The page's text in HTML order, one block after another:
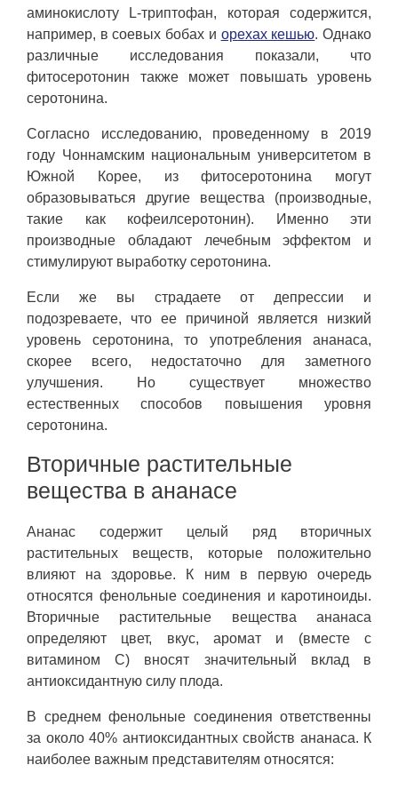
аминокислоту L-триптофан, которая содержится,
например, в соевых бобах и орехах кешью. Однако
различные исследования показали, что
фитосеротонин также может повышать уровень
серотонина.
Согласно исследованию, проведенному в 2019
году Чоннамским национальным университетом в
Южной Корее, из фитосеротонина могут
образовываться другие вещества (производные,
такие как кофеилсеротонин). Именно эти
производные обладают лечебным эффектом и
стимулируют выработку серотонина.
Если же вы страдаете от депрессии и
подозреваете, что ее причиной является низкий
уровень серотонина, то употребления ананаса,
скорее всего, недостаточно для заметного
улучшения. Но существует множество
естественных способов повышения уровня
серотонина.
Вторичные растительные
вещества в ананасе
Ананас содержит целый ряд вторичных
растительных веществ, которые положительно
влияют на здоровье. К ним в первую очередь
относятся фенольные соединения и каротиноиды.
Вторичные растительные вещества ананаса
определяют цвет, вкус, аромат и (вместе с
витамином С) вносят значительный вклад в
антиоксидантную силу плода.
В среднем фенольные соединения ответственны
за около 40% антиоксидантных свойств ананаса. К
наиболее важным представителям относятся: